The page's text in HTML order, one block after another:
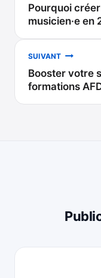
de
l’article
Pourquoi
musicien·e en
SUIVANT
Booster votre
formations